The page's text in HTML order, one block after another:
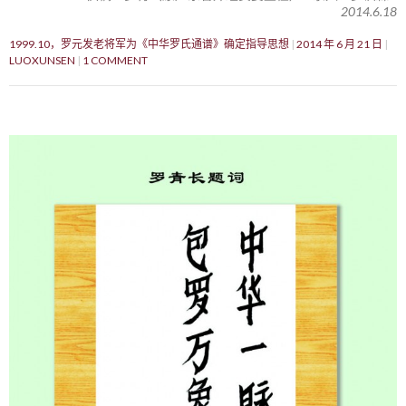
2014.6.18
1999.10，罗元发老将军为《中华罗氏通谱》确定指导思想 2014 年 6 月 21 日
LUOXUNSEN
1 COMMENT